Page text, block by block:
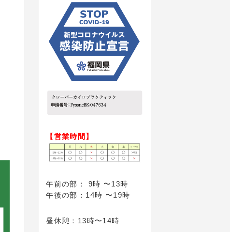
【営業時間】
午前の部： 9時 〜13時
午後の部：14時 〜19時
昼休憩：13時〜14時